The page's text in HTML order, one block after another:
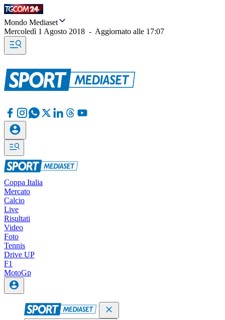
Mondo Mediaset
Mercoledì 1 Agosto 2018 - Aggiornato alle 17:07
Coppa Italia
Mercato
Calcio
Live
Risultati
Video
Foto
Tennis
Drive UP
F1
MotoGp